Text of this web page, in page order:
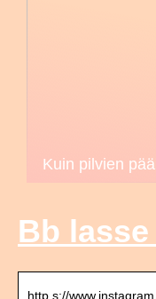
Kuin pilvien
Bb
http s://